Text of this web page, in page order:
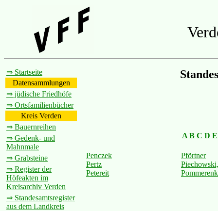
⇒ Startseite
Datensammlungen
⇒ jüdische Friedhöfe
⇒ Ortsfamilienbücher
Kreis Verden
⇒ Bauernreihen
⇒ Gedenk- und
Mahnmale
⇒ Grabsteine
⇒ Register der
Höfeakten im
Kreisarchiv Verden
⇒ Standesamtsregister
aus dem Landkreis
A B C D E
Penczek
Pertz
Petereit
Pförtner